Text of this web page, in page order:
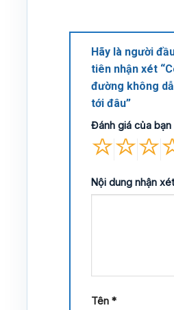
Hãy là người
tiên nhận xét
đường không
tới đâu”
Đánh giá của bạn
Nội dung nhận
Tên *